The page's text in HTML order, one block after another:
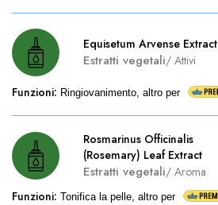
Equisetum Arvense Extract
Estratti vegetali/ Attivi
Funzioni: Ringiovanimento, altro per
Rosmarinus Officinalis
(Rosemary) Leaf Extract
Estratti vegetali/ Aroma
Funzioni: Tonifica la pelle, altro per